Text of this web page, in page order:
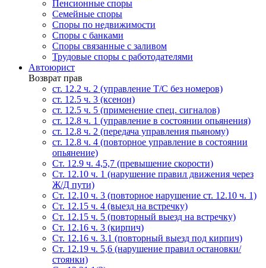
Пенсионные споры
Семейные споры
Cпоры по недвижимости
Споры с банками
Споры связанные с заливом
Трудовые споры с работодателями
Автоюрист
Возврат прав
ст. 12.2 ч. 2 (управление Т/С без номеров)
ст. 12.5 ч. 3 (ксенон)
ст. 12.5 ч. 5 (применение спец. сигналов)
cт. 12.8 ч. 1 (управление в состоянии опьянения)
ст. 12.8 ч. 2 (передача управления пьяному)
ст. 12.8 ч. 4 (повторное управление в состоянии
опьянение)
Ст. 12.9 ч. 4,5,7 (превышение скорости)
Ст. 12.10 ч. 1 (нарушение правил движения через
Ж/Д пути)
Ст. 12.10 ч. 3 (повторное нарушение ст. 12.10 ч. 1)
Ст. 12.15 ч. 4 (выезд на встречку)
Ст. 12.15 ч. 5 (повторный выезд на встречку)
Ст. 12.16 ч. 3 (кирпич)
Ст. 12.16 ч. 3.1 (повторный выезд под кирпич)
Ст. 12.19 ч. 5,6 (нарушение правил остановки/
стоянки)